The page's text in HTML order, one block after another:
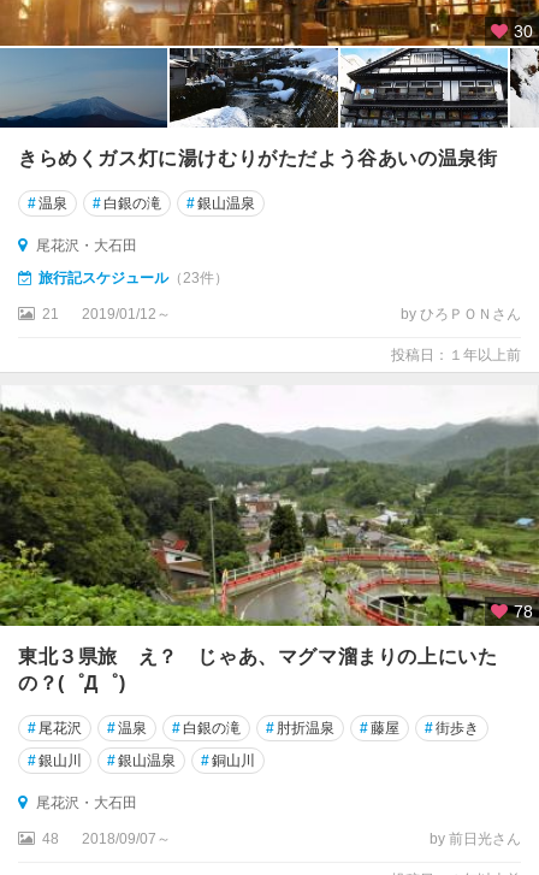
30
きらめくガス灯に湯けむりがただよう谷あいの温泉街
#温泉 # 白銀の滝 #銀山温泉
尾花沢・大石田
旅行記スケジュール（23件）
21 2019/01/12～ by ひろＰＯＮさん
投稿日：１年以上前
78
東北３県旅 え？ じゃあ、マグマ溜まりの上にいた
の？(゜Д゜)
# 尾花沢 #温泉 # 白銀の滝 # 肘折温泉 #藤屋 #街歩き
#銀山川 #銀山温泉 #銅山川
尾花沢・大石田
48 2018/09/07～ by 前日光さん